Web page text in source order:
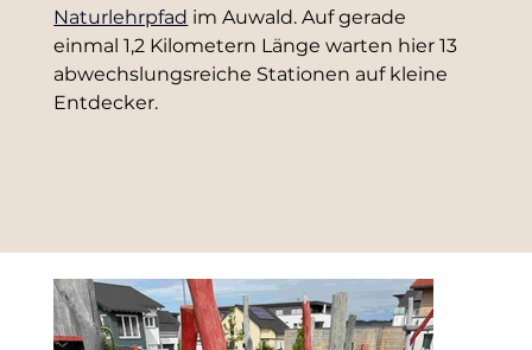
Naturlehrpfad im Auwald. Auf gerade
einmal 1,2 Kilometern Länge warten hier 13
abwechslungsreiche Stationen auf kleine
Entdecker.